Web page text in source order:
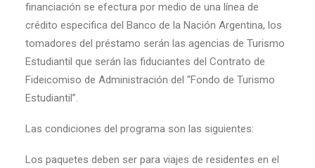
financiación se efectura por medio de una línea de
crédito especifica del Banco de la Nación Argentina, los
tomadores del préstamo serán las agencias de Turismo
Estudiantil que serán las fiduciantes del Contrato de
Fideicomiso de Administración del “Fondo de Turismo
Estudiantil”.
Las condiciones del programa son las siguientes:
Los paquetes deben ser para viajes de residentes en el